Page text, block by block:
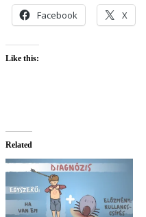
Facebook X
Like this:
Related